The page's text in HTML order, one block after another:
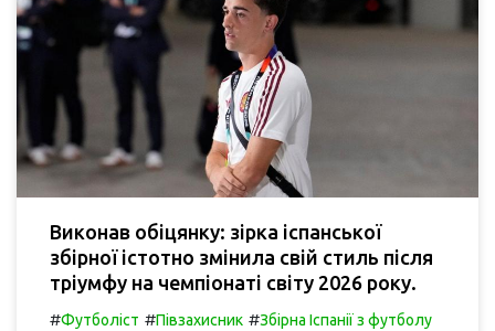
Виконав обіцянку: зірка іспанської
збірної істотно змінила свій стиль після
тріумфу на чемпіонаті світу 2026 року.
#Футболіст #Півзахисник #Збірна Іспанії з футболу